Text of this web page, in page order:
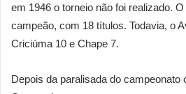
em 1946 o torneio não foi realizado.
campeão, com 18 títulos. Todavia, o
Criciúma 10 e Chape 7.
Depois da paralisada do campeonato